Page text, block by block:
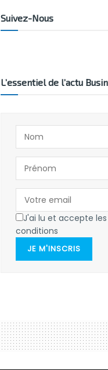
Suivez-Nous
L’essentiel de l’actu
J'ai lu et accepte
conditions
JE M'INSCRIS